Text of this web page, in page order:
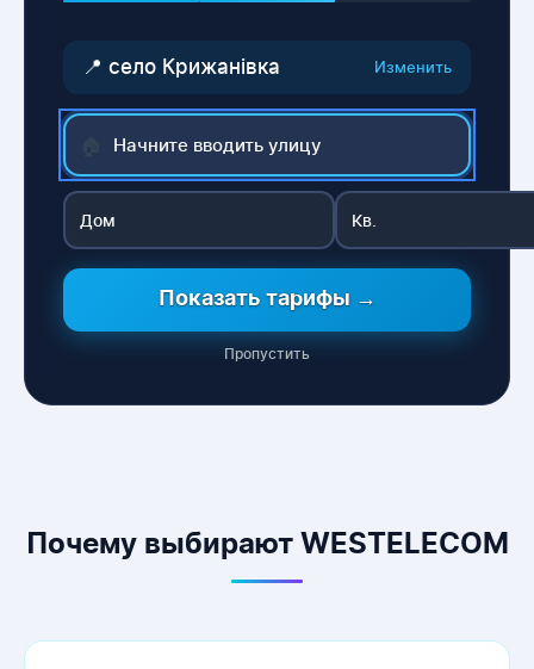
📍 село Крижанівка Изменить
Показать тарифы →
Пропустить
Почему выбирают WESTELECOM